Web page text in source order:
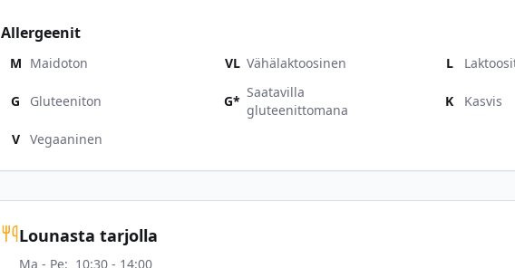
Allergeenit
M Maidoton VL Vähälaktoosinen L
G Gluteeniton G*
Saatavilla
gluteenittomana
K Kasvis
V Vegaaninen
Lounasta tarjolla
Ma - Pe: 10:30 - 14:00